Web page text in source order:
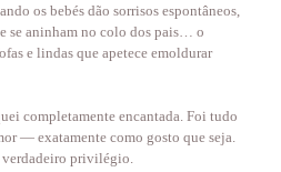
os bebés dão sorrisos espontâneos,
se aninham no colo dos pais… o
e lindas que apetece emoldurar
completamente encantada. Foi tudo
— exatamente como gosto que seja.
verdadeiro privilégio.